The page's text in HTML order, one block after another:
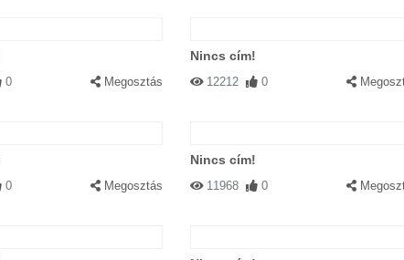
0 Megosztás
Nincs cím!
12212 0
0 Megosztás
Nincs cím!
11968 0